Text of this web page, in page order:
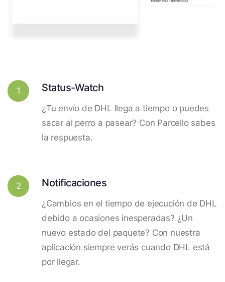
1 Status-Watch
¿Tu envío de DHL llega a tiempo o puedes
sacar al perro a pasear? Con Parcello sabes
la respuesta.
2 Notificaciones
¿Cambios en el tiempo de ejecución de DHL
debido a ocasiones inesperadas? ¿Un
nuevo estado del paquete? Con nuestra
aplicación siempre verás cuando DHL está
por llegar.